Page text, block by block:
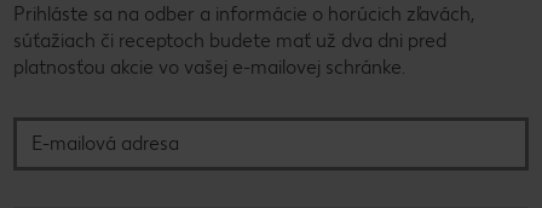
Prihláste sa na odber a informácie o horúcich zľavách,
súťažiach či receptoch budete mať už dva dni pred
platnosťou akcie vo vašej e-mailovej schránke.